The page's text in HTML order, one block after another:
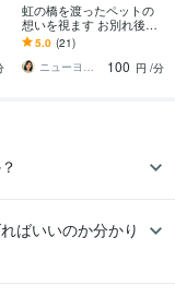
虹の橋を渡ったペットの
想いを視ます お別れ後の
魂の状態まで深く読み解
きます
5.0 (21)
ニューヨーク♡クロステラー❥AIKA
100 円 /分
ばいいのか分かり